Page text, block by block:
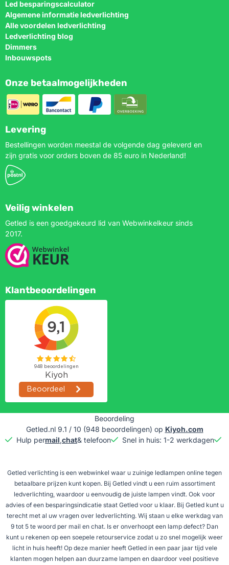
Led besparingscalculator
Algemene informatie ledverlichting
Alle voordelen ledverlichting
Ledverlichting blog
Dimmers
Inbouwspots
Onze betaalmogelijkheden
Levering
Bestellingen worden meestal de volgende dag geleverd en
zijn gratis voor orders boven de 85 euro in Nederland!
Veilig winkelen
Getled is een goedgekeurd lid van Webwinkelkeur sinds
2017.
Klantbeoordelingen
Beoordeling
Getled.nl 9.1 / 10 (948 beoordelingen) op Kiyoh.com
Hulp permail,chat& telefoon Snel in huis: 1-2 werkdagen
Getled verlichting is een webwinkel waar u zuinige ledlampen online tegen
betaalbare prijzen kunt kopen. Bij Getled vindt u een ruim assortiment
ledverlichting, waardoor u eenvoudig de juiste lampen vindt. Ook voor
advies of een besparingsindicatie staat Getled voor u klaar. Bij Getled kunt u
terecht met al uw vragen over ledverlichting. Wij staan u elke werkdag van
9 tot 5 te woord per mail en chat. Is er onverhoopt een lamp defect? Dan
kunt u rekenen op een soepele retourservice zodat u zo snel mogelijk weer
licht in huis heeft! Op deze manier heeft Getled in een paar jaar tijd vele
klanten mogen helpen aan duurzame lampen en daardoor veel positieve